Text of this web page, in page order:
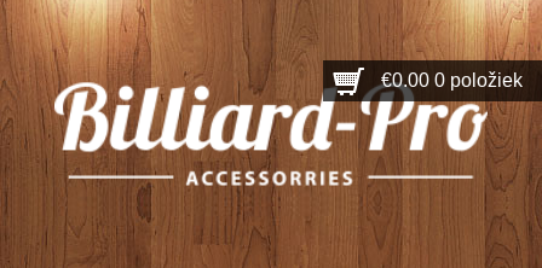
€0.00 0 položiek